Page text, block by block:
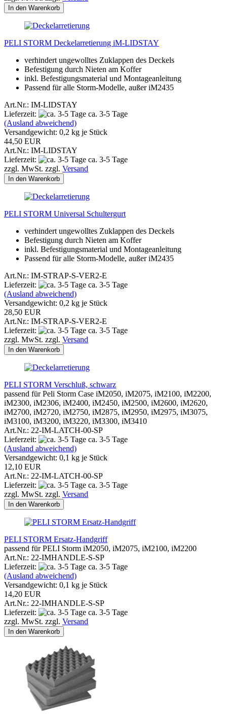
In den Warenkorb
PELI STORM Deckelarretierung iM-LIDSTAY
verhindert ungewolltes Zuklappen des Deckels
Befestigung durch Nieten am Koffer
inkl. Befestigungsmaterial und Montageanleitung
Passend für alle Storm-Modelle, außer iM2435
Art.Nr.: IM-LIDSTAY
Lieferzeit:
ca. 3-5 Tage
(Ausland abweichend)
Versandgewicht: 0,2 kg je Stück
44,50 EUR
Art.Nr.: IM-LIDSTAY
Lieferzeit:
ca. 3-5 Tage
zzgl. MwSt. zzgl. Versand
In den Warenkorb
PELI STORM Universal Schultergurt
verhindert ungewolltes Zuklappen des Deckels
Befestigung durch Nieten am Koffer
inkl. Befestigungsmaterial und Montageanleitung
Passend für alle Storm-Modelle, außer iM2435
Art.Nr.: IM-STRAP-S-VER2-E
Lieferzeit:
ca. 3-5 Tage
(Ausland abweichend)
Versandgewicht: 0,2 kg je Stück
28,50 EUR
Art.Nr.: IM-STRAP-S-VER2-E
Lieferzeit:
ca. 3-5 Tage
zzgl. MwSt. zzgl. Versand
In den Warenkorb
PELI STORM Verschluß, schwarz
passend für Peli Storm Case iM2050, iM2075, iM2100, iM2200,
iM2300, iM2306, iM2400, iM2450, iM2500, iM2600, iM2620,
iM2700, iM2720, iM2750, iM2875, iM2950, iM2975, iM3075,
iM3100, iM3200, iM3220, iM3300, iM3410
Art.Nr.: 22-IM-LATCH-00-SP
Lieferzeit:
ca. 3-5 Tage
(Ausland abweichend)
Versandgewicht: 0,1 kg je Stück
12,10 EUR
Art.Nr.: 22-IM-LATCH-00-SP
Lieferzeit:
ca. 3-5 Tage
zzgl. MwSt. zzgl. Versand
In den Warenkorb
PELI STORM Ersatz-Handgriff
passend für PELI Storm iM2050, iM2075, iM2100, iM2200
Art.Nr.: 22-IMHANDLE-S-SP
Lieferzeit:
ca. 3-5 Tage
(Ausland abweichend)
Versandgewicht: 0,1 kg je Stück
14,20 EUR
Art.Nr.: 22-IMHANDLE-S-SP
Lieferzeit:
ca. 3-5 Tage
zzgl. MwSt. zzgl. Versand
In den Warenkorb